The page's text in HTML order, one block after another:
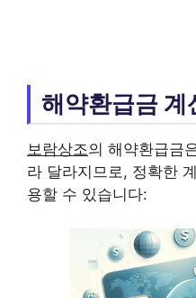
해약환급금 계
보람상조의 해약환급금
라 달라지므로, 정확한
용할 수 있습니다: